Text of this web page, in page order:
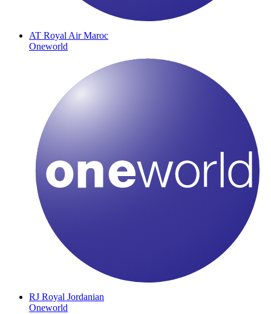
AT Royal Air Maroc
Oneworld
RJ Royal Jordanian
Oneworld